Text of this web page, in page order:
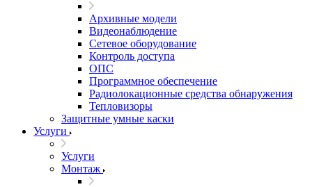
Архивные модели
Видеонаблюдение
Сетевое оборудование
Контроль доступа
ОПС
Программное обеспечение
Радиолокационные средства обнаружения
Тепловизоры
Защитные умные каски
Услуги
Услуги
Монтаж